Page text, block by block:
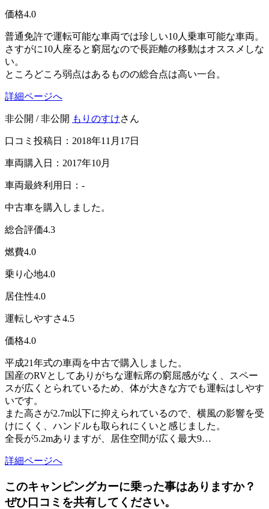
価格4.0
普通免許で運転可能な車両では珍しい10人乗車可能な車両。
さすがに10人座ると窮屈なので長距離の移動はオススメしな
い。
ところどころ弱点はあるものの総合点は高い一台。
詳細ページへ
非公開 / 非公開 もりのすけさん
口コミ投稿日：2018年11月17日
車両購入日：2017年10月
車両最終利用日：-
中古車を購入しました。
総合評価4.3
燃費4.0
乗り心地4.0
居住性4.0
運転しやすさ4.5
価格4.0
平成21年式の車両を中古で購入しました。
国産のRVとしてありがちな運転席の窮屈感がなく、スペー
スが広くとられているため、体が大きな方でも運転はしやす
いです。
また高さが2.7m以下に抑えられているので、横風の影響を受
けにくく、ハンドルも取られにくいと感じました。
全長が5.2mありますが、居住空間が広く最大9…
詳細ページへ
このキャンピングカーに乗った事はありますか？
ぜひ口コミを共有してください。